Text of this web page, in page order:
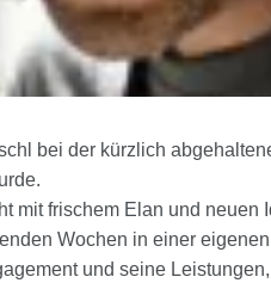
bei der kürzlich
mit frischem Elan und
Wochen in einer
und seine